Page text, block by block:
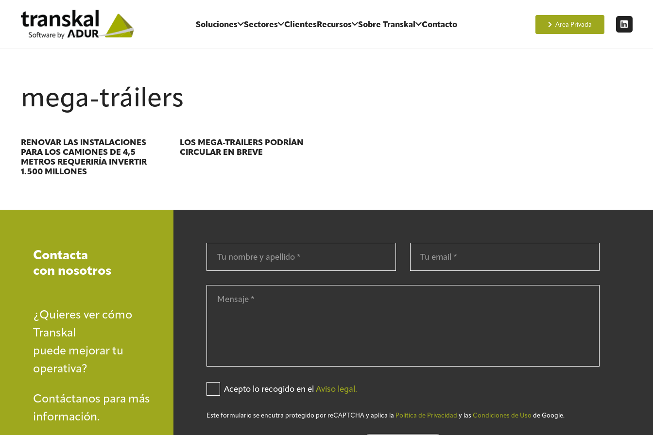
Soluciones Sectores ClientesRecursos Sobre Transkal Contacto Área Privada
mega-tráilers
RENOVAR LAS INSTALACIONES
PARA LOS CAMIONES DE 4,5
METROS REQUERIRÍA INVERTIR
1.500 MILLONES
LOS MEGA-TRAILERS PODRÍAN
CIRCULAR EN BREVE
Contacta
con nosotros
¿Quieres ver cómo
Transkal
puede mejorar tu
operativa?
Contáctanos para más
información.
Acepto lo recogido en elAviso legal.
Este formulario se encutra protegido por reCAPTCHA y aplica la Política de Privacidad y las Condiciones de Uso de Google.